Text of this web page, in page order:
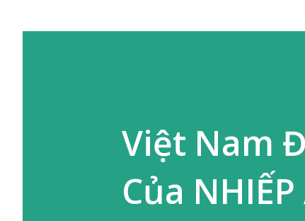
Việt Nam
Của